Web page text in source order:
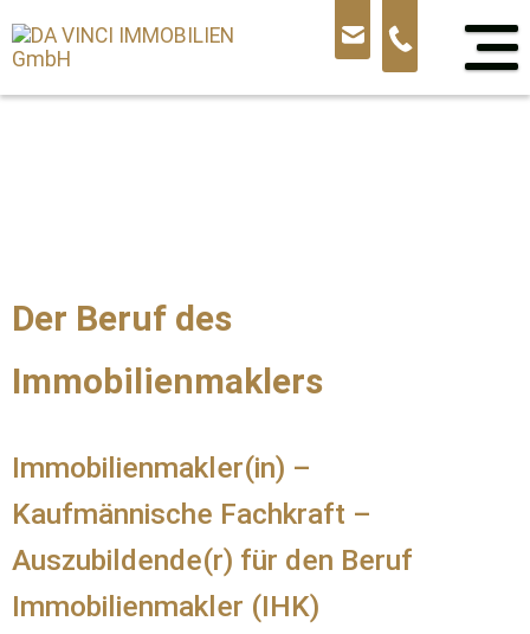
zum
Inhalt
Der Beruf des
Immobilienmaklers
Immobilienmakler(in) –
Kaufmännische Fachkraft –
Auszubildende(r) für den Beruf
Immobilienmakler (IHK)